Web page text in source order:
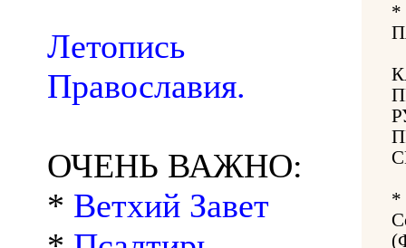
Летопись
Православия.
ОЧЕНЬ ВАЖНО:
* Ветхий Завет
*
*